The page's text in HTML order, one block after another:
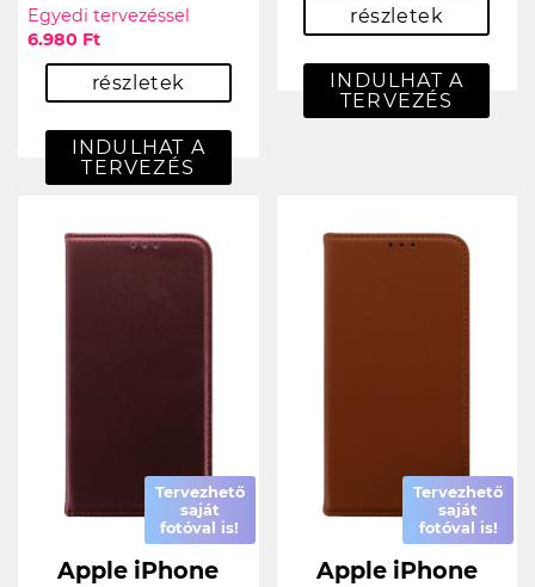
Egyedi tervezéssel
6.980 Ft
részletek
INDULHAT A
TERVEZÉS
részletek
INDULHAT A
TERVEZÉS
Tervezhető
saját
fotóval is!
Apple iPhone
Tervezhető
saját
fotóval is!
Apple iPhone